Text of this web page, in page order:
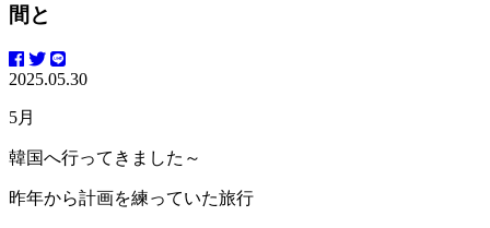
間と
2025.05.30
5月
韓国へ行ってきました～
昨年から計画を練っていた旅行